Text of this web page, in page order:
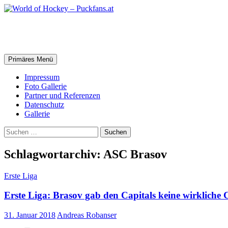
Zum
Suchen
Primäres Menü
Impressum
Foto Gallerie
Partner und Referenzen
Datenschutz
Gallerie
Suchen
nach:
Schlagwortarchiv: ASC Brasov
Erste Liga
Erste Liga: Brasov gab den Capitals keine wirkliche
31. Januar 2018 Andreas Robanser